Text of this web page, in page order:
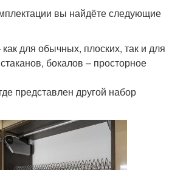
вы найдёте следующие
для обычных, плоских, так и для
бокалов – просторное
представлен другой набор